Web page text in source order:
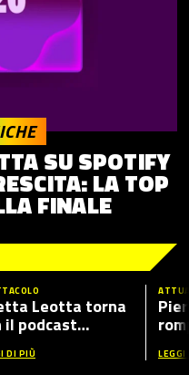
SU SPOTIFY
LA TOP
FINALE
Leotta torna
il podcast
Dilettante
i nuovi ospiti
DI PIÙ